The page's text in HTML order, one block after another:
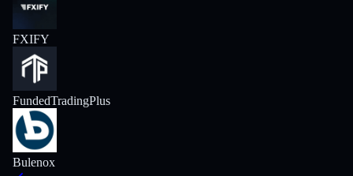
FXIFY
FundedTradingPlus
Bulenox